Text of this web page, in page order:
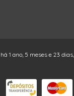
1 ano, 5 meses e 23